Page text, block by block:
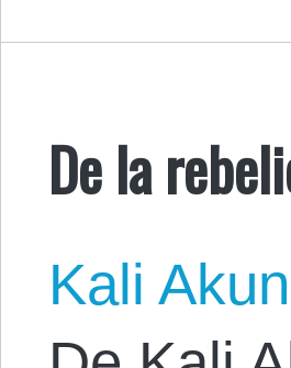
De la
Kali